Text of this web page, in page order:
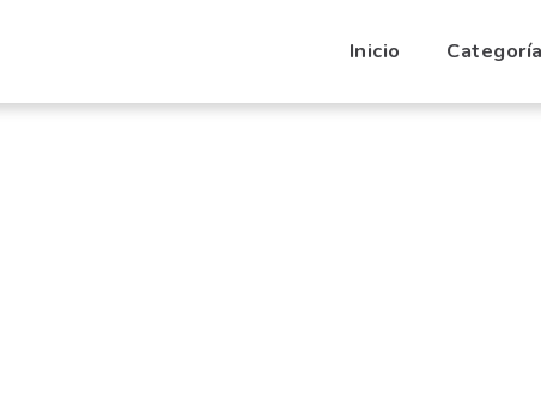
Inicio